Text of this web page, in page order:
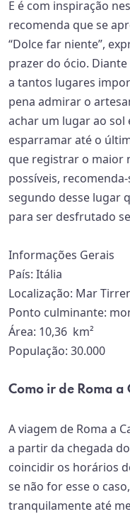
E é com inspiração
recomenda que se
“Dolce far niente”,
prazer do ócio.
a tantos lugares
pena admirar o
achar um lugar ao sol
esparramar até o
que registrar o maior
possíveis,
segundo desse lugar
para ser desfrutado
Informações Gerais
País: Itália
Localização: Mar
Ponto culminante: m
Área: 10,36 km²
População: 30.000
Como ir de Roma a
A viagem de Roma a
a partir da chegada
coincidir os horários
se não for esse o
tranquilamente até